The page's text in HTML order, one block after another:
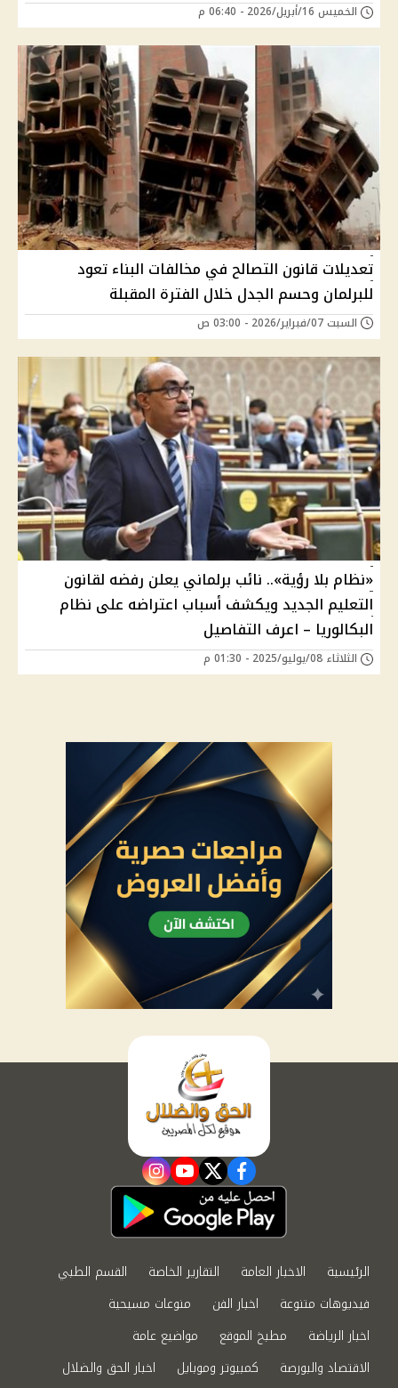
الخميس 16/أبريل/2026 - 06:40 م
تعديلات قانون التصالح في مخالفات البناء تعود
للبرلمان وحسم الجدل خلال الفترة المقبلة
السبت 07/فبراير/2026 - 03:00 ص
«نظام بلا رؤية».. نائب برلماني يعلن رفضه لقانون
التعليم الجديد ويكشف أسباب اعتراضه على نظام
البكالوريا – اعرف التفاصيل
الثلاثاء 08/يوليو/2025 - 01:30 م
facebook
twitter
youtube
instagram
الرئيسية الاخبار العامة التقارير الخاصة
القسم الطبي
فيديوهات متنوعة
اخبار الفن
منوعات مسيحية
اخبار الرياضة
مطبخ الموقع
مواضيع عامة
الاقتصاد والبورصة
كمبيوتر وموبايل اخبار الحق والضلال